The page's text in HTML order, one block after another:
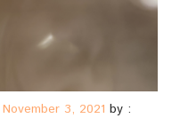
November 3, 2021 by :